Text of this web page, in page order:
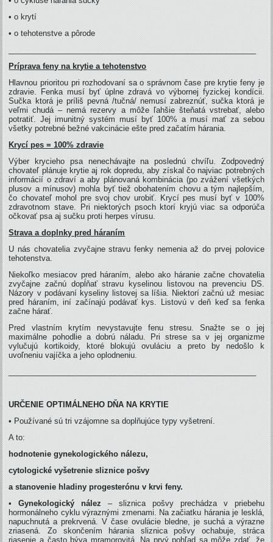
• o krytí
• o tehotenstve a pôrode
Príprava feny na krytie a tehotenstvo
Hlavnou prioritou pri rozhodovaní sa o správnom čase pre krytie feny je
zdravie. Fenka musí byť úplne zdravá vo výbornej fyzickej kondícii.
Sučka ktorá je príliš pevná /tučná/ nemusí zabreznúť, sučka ktorá je
veľmi chudá – nemá rezervy a môže ľahšie šteňatá vstrebať, alebo
potratiť. Jej imunitný systém musí byť 100% a musí mať za sebou
všetky potrebné bežné vakcinácie ešte pred začatím hárania.
Krycí pes = 100% zdravie
Výber krycieho psa nenechávajte na poslednú chvíľu. Zodpovedný
chovateľ plánuje krytie aj rok dopredu, aby získal čo najviac potrebných
informácií o zdraví a aby plánovaná kombinácia (po zvážení všetkých
plusov a mínusov) mohla byť tiež obohatením chovu a tým najlepším,
čo chovateľ mohol pre svoj chov urobiť. Krycí pes musí byť v 100%
zdravotnom stave. Pri niektorých psoch ktorí kryjú viac sa odporúča
očkovať psa aj sučku proti herpes vírusu.
Strava a doplnky pred háraním
U nás chovatelia zvyčajne stravu fenky nemenia až do prvej polovice
tehotenstva.
Niekoľko mesiacov pred háraním, alebo ako háranie začne chovatelia
zvyčajne začnú dopĺňať stravu kyselinou listovou na prevenciu DS.
Názory v podávaní kyseliny listovej sa líšia. Niektorí začnú už mesiac
pred háraním, iní začínajú podávať kys. Listovú v deň keď sa fenka
začne hárať.
Pred vlastním krytím nevystavujte fenu stresu. Snažte se o jej
maximálne pohodlie a dobrú náladu. Pri strese sa v jej organizme
vylučujú kortikoidy, ktoré blokujú ovuláciu a preto by nedošlo k
uvoľneniu vajíčka a jeho oplodneniu.
URČENIE OPTIMÁLNEHO DŇA NA KRYTIE
• Používané sú tri vzájomne sa doplňujúce typy vyšetrení.
A to:
hodnotenie gynekologického nálezu,
cytologické vyšetrenie sliznice pošvy
a stanovenie hladiny progesterónu v krvi feny.
•Gynekologický nález – sliznica pošvy prechádza v priebehu
hormonálneho cyklu výraznými zmenami. Na začiatku hárania je lesklá,
napuchnutá a prekrvená. V čase ovulácie bledne, je suchá a výrazne
zriasená. Zo skončením hárania sliznica pošvy ochabuje, stráca
riasenie a často býva mramorovitá. Na prvý pohľad sa môže zdať, že